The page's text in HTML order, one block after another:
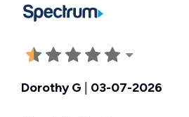
Dorothy G 03-07-2026